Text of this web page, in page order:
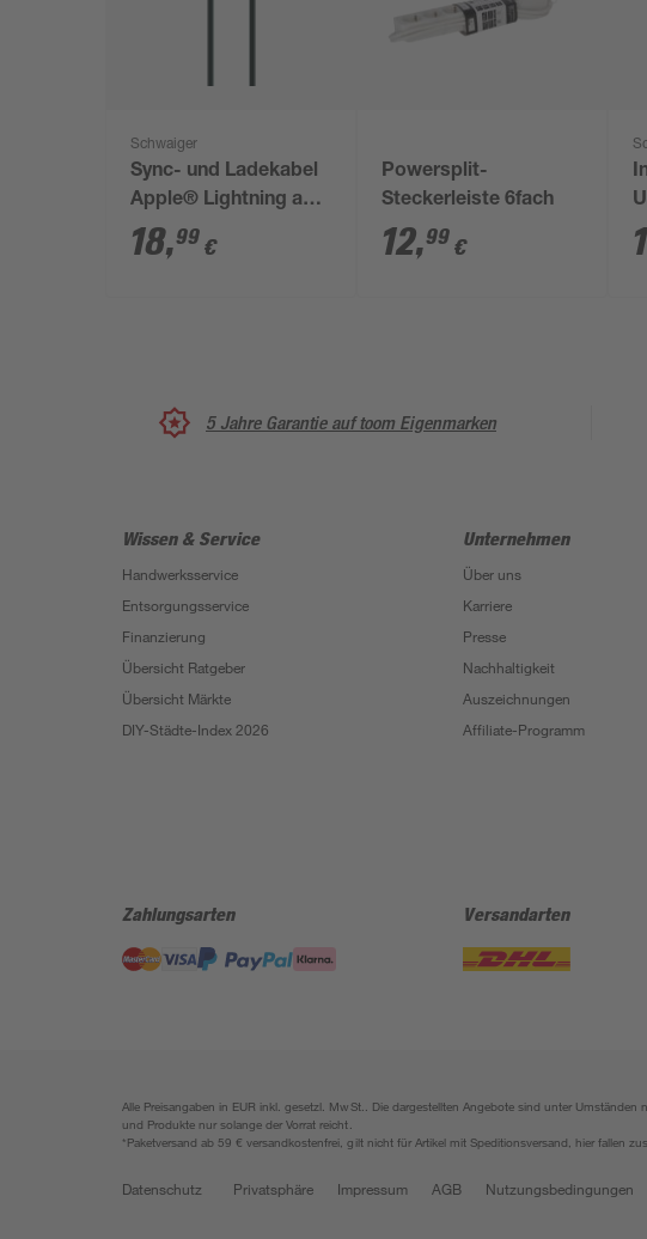
Schwaiger
Sync- und Ladekabel
Apple® Lightning auf
USB-C schwarz 2 m
18,99 €
Powersplit-
Steckerleiste 6fach
12,99 €
5 Jahre Garantie auf toom Eigenmarken
Wissen & Service
Handwerksservice
Entsorgungsservice
Finanzierung
Übersicht Ratgeber
Übersicht Märkte
DIY-Städte-Index 2026
Unternehmen
Über uns
Karriere
Presse
Nachhaltigkeit
Auszeichnungen
Affiliate-Programm
Zahlungsarten Versandarten
Alle Preisangaben in EUR inkl. gesetzl. MwSt.. Die dargestellten Angebote sind unter
und Produkte nur solange der Vorrat reicht.
*Paketversand ab 59 € versandkostenfrei, gilt nicht für Artikel mit Speditionsversand, hier fallen
Datenschutz Privatsphäre Impressum AGB Nutzungsbedingungen